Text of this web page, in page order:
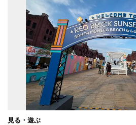
見る・遊ぶ